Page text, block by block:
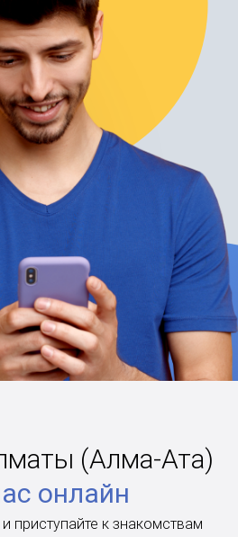
(Алма-Ата)
онлайн
приступайте к знакомствам